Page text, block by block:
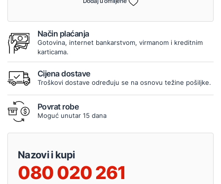
Način plaćanja
Gotovina, internet bankarstvom, virmanom i kreditnim
karticama.
Cijena dostave
Troškovi dostave određuju se na osnovu težine pošiljke.
Povrat robe
Moguć unutar 15 dana
Nazovi i kupi
080 020 261